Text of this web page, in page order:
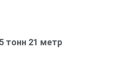
тонн 21 метр